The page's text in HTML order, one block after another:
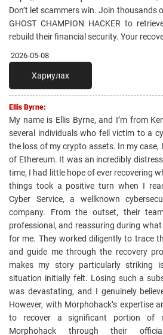
Don’t let scammers win. Join thousands
GHOST CHAMPION HACKER to
rebuild their financial security. Your
2026-05-08
Хариулах
Ellis Byrne:
My name is Ellis Byrne, and I’m from
several individuals who fell victim to a
the loss of my crypto assets. In my
of Ethereum. It was an incredibly
time, I had little hope of ever recovering
things took a positive turn when I
Cyber Service, a wellknown
company. From the outset, their
professional, and reassuring during
for me. They worked diligently to trace
and guide me through the recovery
makes my story particularly striking
situation initially felt. Losing such a
was devastating, and I genuinely
However, with Morphohack’s expertise
to recover a significant portion of
Morphohack through their